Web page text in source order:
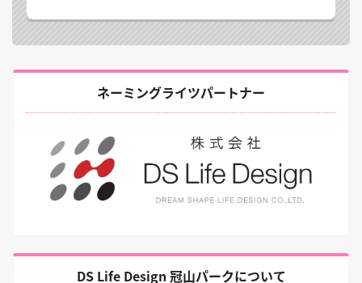
ネーミングライツパートナー
DS Life Design 冠山パークについて